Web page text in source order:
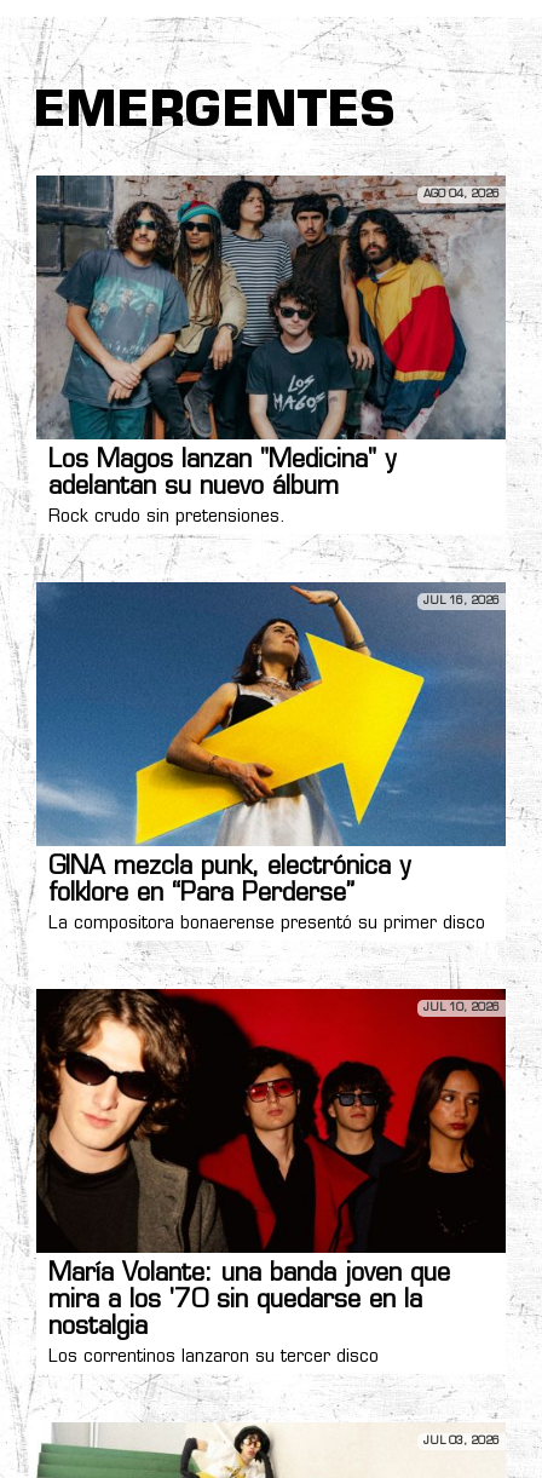
EMERGENTES
AGO 04, 2026
Los Magos lanzan "Medicina" y
adelantan su nuevo álbum
Rock crudo sin pretensiones.
JUL 16, 2026
GINA mezcla punk, electrónica y
folklore en “Para Perderse”
La compositora bonaerense presentó su primer disco
JUL 10, 2026
María Volante: una banda joven que
mira a los '70 sin quedarse en la
nostalgia
Los correntinos lanzaron su tercer disco
JUL 03, 2026